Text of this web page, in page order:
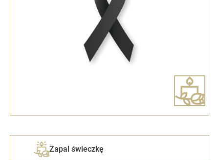
Zapal świeczkę